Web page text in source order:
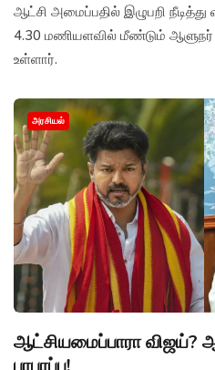
ஆட்சி அமைப்பதில் இழுபறி
4.30 மணியளவில் மீண்டும்
உள்ளார்.
அரசியல்
ஆட்சியமைப்பாரா விஜய்?